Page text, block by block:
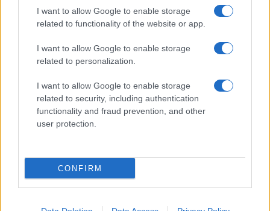
I want to allow Google to enable storage
related to functionality of the website or app.
I want to allow Google to enable storage
related to personalization.
I want to allow Google to enable storage
related to security, including authentication
functionality and fraud prevention, and other
user protection.
CONFIRM